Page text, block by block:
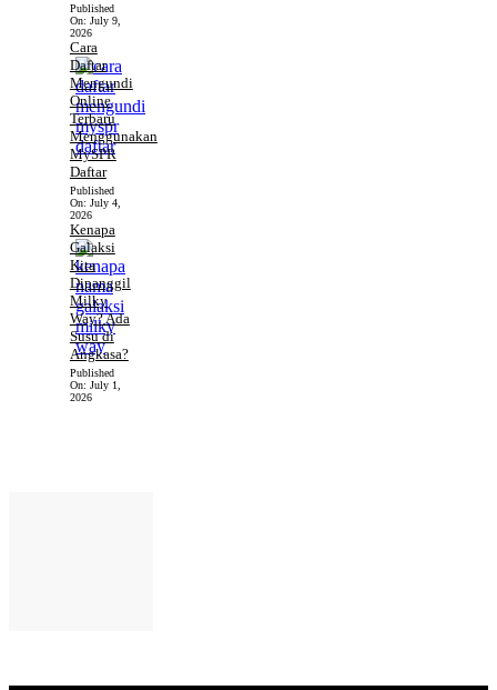
Published
On: July 9,
2026
Cara
Daftar
Mengundi
Online
Terbaru
Menggunakan
MySPR
Daftar
Published
On: July 4,
2026
Kenapa
Galaksi
Kita
Dipanggil
Milky
Way? Ada
Susu di
Angkasa?
Published
On: July 1,
2026